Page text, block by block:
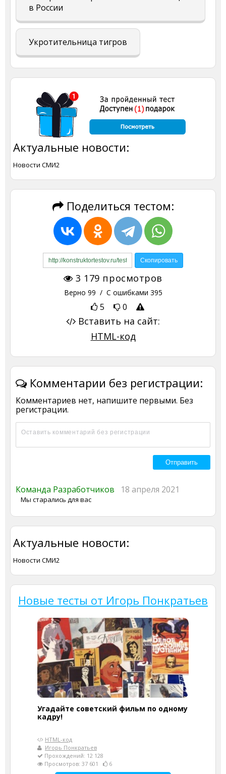
в России
Укротительница тигров
Актуальные новости:
Новости СМИ2
Поделиться тестом:
3 179 просмотров
Верно 99 / С ошибками 395
5 0
Вставить на сайт:
HTML-код
Комментарии без регистрации:
Комментариев нет, напишите первыми. Без
регистрации.
Команда Разработчиков 18 апреля 2021
Мы старались для вас
Актуальные новости:
Новости СМИ2
Новые тесты от Игорь Понкратьев
Угадайте советский фильм по одному
кадру!
HTML-код
Игорь Понкратьев
Прохождений: 12 128
Просмотров: 37 601
6